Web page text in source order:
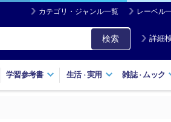
カテゴリ・ジャンル一覧 レーベル
検索 詳細
学習参考書 生活・実用 雑誌・ ムック